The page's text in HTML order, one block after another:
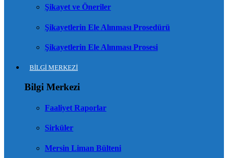
Şikayet ve Öneriler
Şikayetlerin Ele Alınması Prosedürü
Şikayetlerin Ele Alınması Prosesi
BİLGİ MERKEZİ
Bilgi Merkezi
Faaliyet Raporlar
Sirküler
Mersin Liman Bülteni